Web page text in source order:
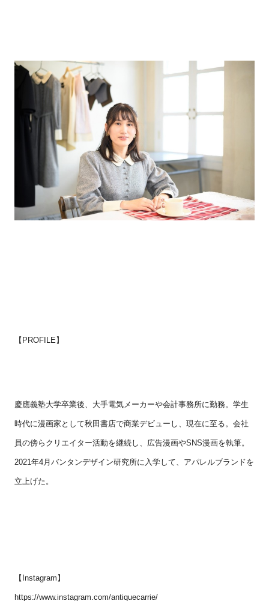
【 PROFILE】
慶應義塾大学卒業後、大手電気メーカーや会計事務所に勤務。学生
時代に漫画家として秋田書店で商業デビューし、現在に至る。会社
員の傍らクリエイター活動を継続し、広告漫画やSNS漫画を執筆。
2021年4月バンタンデザイン研究所に入学して、アパレルブランドを
立上げた。
【 Instagram 】
https://www.instagram.com/antiquecarrie/